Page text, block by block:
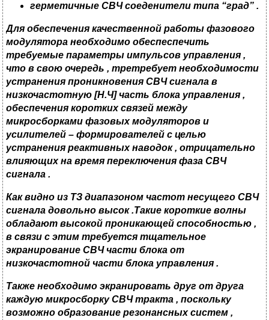
герметичные СВЧ соеденители типа “град” .
Для обеспечения качественной работы фазового
модулятора необходимо обеспеспечить
требуемые параметры импульсов управления ,
что в свою очередь , третребует необходимости
устранения проникновения СВЧ сигнала в
низкочастотную [Н.Ч]часть блока управления ,
обеспечения коротких связей между
микросборками фазовых модуляторов и
усилителей – формирователей с целью
устранения реактивных наводок, отрицательно
влияющих на время переключения фаза СВЧ
сигнала .
Как видно из ТЗ диапазоном частот несущего СВЧ
сигнала довольно высок.Такие короткие волны
обладают высокой проникающей способностью ,
в связи с этим требуется тщательное
экранирование СВЧ части блока от
низкочастотной части блока управления .
Также необходимо экранировать друг от друга
каждую микросборку СВЧ тракта , поскольку
возможно образование резонансных систем ,